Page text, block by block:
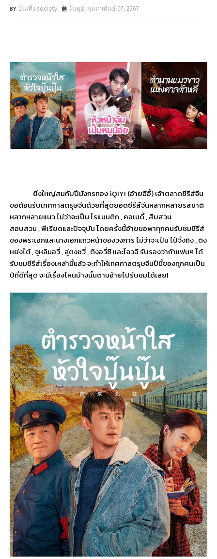
บันเทิง society วันพุธ, กุมภาพันธ์ 07, 2567
ยิ่งใหญ่สมกับปีมังกรทองiQIYI (อ้ายฉีอี้) เจ้าตลาดซีรีส์จีน
ขอต้อนรับเทศกาลตรุษจีนด้วยที่สุดยอดซีรีส์จีนหลากหลายรสชาติ
หลากหลายแนว ไม่ว่าจะเป็น โรแมนติก,คอเมดี้,สืบสวน
สอบสวน,พีเรียดและปัจจุบัน โดยครั้งนี้อ้ายขอพาทุกคนรับชมซีรีส์
ของพระเอกและนางเอกแถวหน้าของวงการ ไม่ว่าจะเป็น ไป๋จิ้งถิง,ติง
หย่งไต้,จูหลินอวี่,ลู่ตงซวี่,ติงอวี่ซี และโจวฉี รับรองว่าถ้าแฟนๆ ได้
รับชมซีรีส์เรื่องเหล่านี้แล้ว จะทำให้เทศกาลตรุษจีนปีนี้ของทุกคนเป็น
ปีที่ดีที่สุด จะมีเรื่องไหนบ้างนั้นตามอ้ายไปรับชมได้เลย!